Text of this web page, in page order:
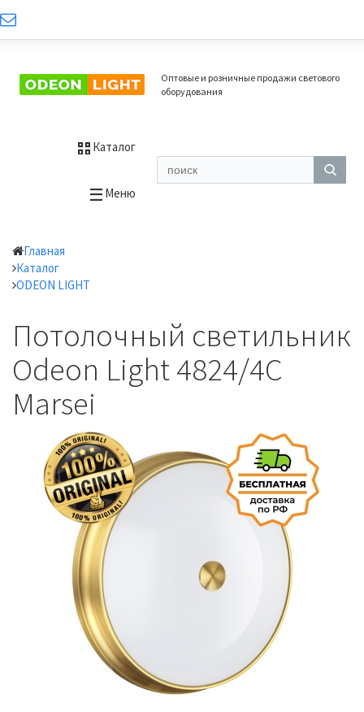
Оптовые и розничные продажи светового
оборудования
Каталог
Меню
Главная
Каталог
ODEON LIGHT
Потолочный светильник
Odeon Light 4824/4C
Marsei